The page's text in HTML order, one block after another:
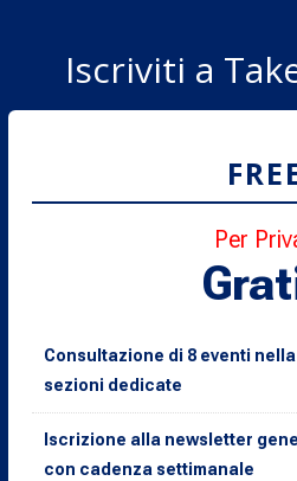
Iscriviti a
Per
Consultazione di 8 eventi
sezioni dedicate
Iscrizione alla newsletter
con cadenza settimanale